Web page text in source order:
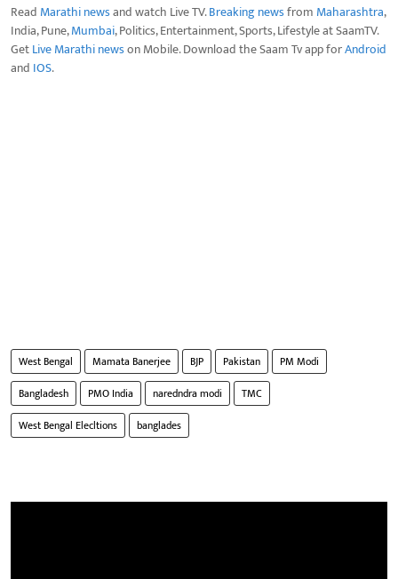
Read Marathi newsand watch Live TV.Breaking newsfrom Maharashtra,
India, Pune,Mumbai, Politics, Entertainment, Sports, Lifestyle at SaamTV.
GetLive Marathi newson Mobile. Download the Saam Tv app forAndroid
and IOS.
West Bengal Mamata Banerjee BJP Pakistan
PM Modi
Bangladesh
PMO India naredndra modi
TMC
West Bengal Elecltions
banglades